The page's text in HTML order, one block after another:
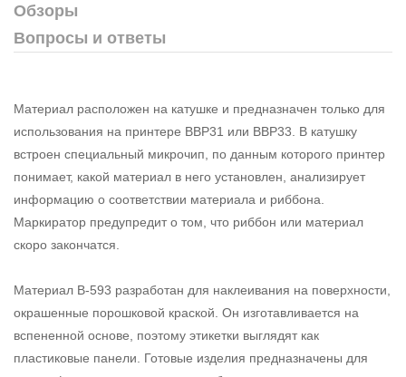
Обзоры
Вопросы и ответы
Материал расположен на катушке и предназначен только для
использования на принтере BBP31 или BBP33. В катушку
встроен специальный микрочип, по данным которого принтер
понимает, какой материал в него установлен, анализирует
информацию о соответствии материала и риббона.
Маркиратор предупредит о том, что риббон или материал
скоро закончатся.
Материал В-593 разработан для наклеивания на поверхности,
окрашенные порошковой краской. Он изготавливается на
вспененной основе, поэтому этикетки выглядят как
пластиковые панели. Готовые изделия предназначены для